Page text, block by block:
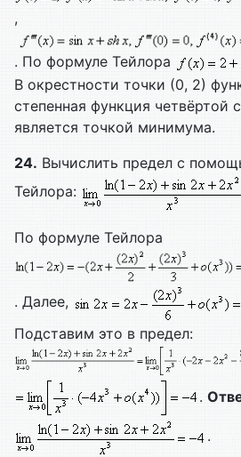
,
. По формуле Тейлора
В окрестности точки (0, 2)
степенная функция четвёртой
является точкой минимума.
24. Вычислить предел с
Тейлора:
По формуле Тейлора
. Далее,
Подставим это в предел:
.
.